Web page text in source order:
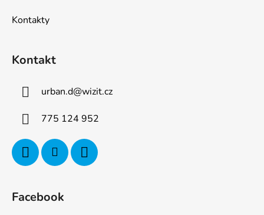
Kontakty
Kontakt
urban.d@wizit.cz
775 124 952
Facebook